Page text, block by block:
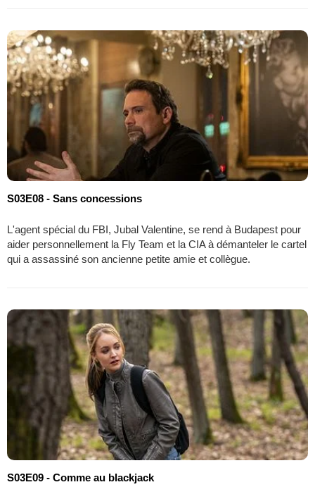
S03E08 - Sans concessions
L'agent spécial du FBI, Jubal Valentine, se rend à Budapest pour
aider personnellement la Fly Team et la CIA à démanteler le cartel
qui a assassiné son ancienne petite amie et collègue.
S03E09 - Comme au blackjack